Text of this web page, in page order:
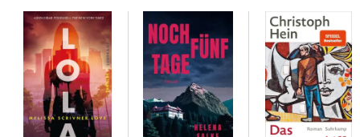
Ihr erster Roman hat Isabell Allende zu einer Schriftstellerin
von Weltrang gemacht.